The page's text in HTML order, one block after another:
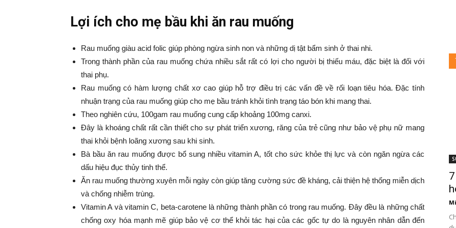
tức
mỗi
ngày
–
333
Lợi ích cho mẹ bầu khi ăn rau muống
Rau muống giàu acid folic giúp phòng ngừa sinh non và những dị tật bẩm sinh ở thai nhi.
Trong thành phần của rau muống chứa nhiều sắt rất có lợi cho người bị thiếu máu, đặc biệt là đối với
thai phụ.
Rau muống có hàm lượng chất xơ cao giúp hỗ trợ điều trị các vấn đề về rối loạn tiêu hóa. Đặc tính
nhuận trạng của rau muống giúp cho mẹ bầu tránh khỏi tình trạng táo bón khi mang thai.
Theo nghiên cứu, 100gam rau muống cung cấp khoảng 100mg canxi.
Đây là khoáng chất rất cần thiết cho sự phát triển xương, răng của trẻ cũng như bảo vệ phụ nữ mang
thai khỏi bệnh loãng xương sau khi sinh.
Bà bầu ăn rau muống được bổ sung nhiều vitamin A, tốt cho sức khỏe thị lực và còn ngăn ngừa các
dấu hiệu đục thủy tinh thể.
Ăn rau muống thường xuyên mỗi ngày còn giúp tăng cường sức đề kháng, cải thiện hệ thống miễn dịch
và chống nhiễm trùng.
Vitamin A và vitamin C, beta-carotene là những thành phần có trong rau muống. Đây đều là những chất
chống oxy hóa mạnh mẽ giúp bảo vệ cơ thể khỏi tác hại của các gốc tự do là nguyên nhân dẫn đến